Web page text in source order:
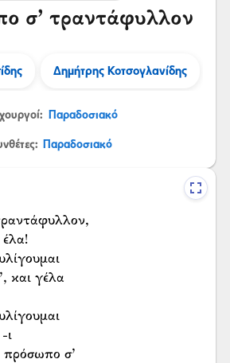
σ’ τραντάφυλλον
Δημήτρης Κοτσογλανίδης
Παραδοσιακό
Παραδοσιακό
και γέλα
ι
πρόσωπο σ’